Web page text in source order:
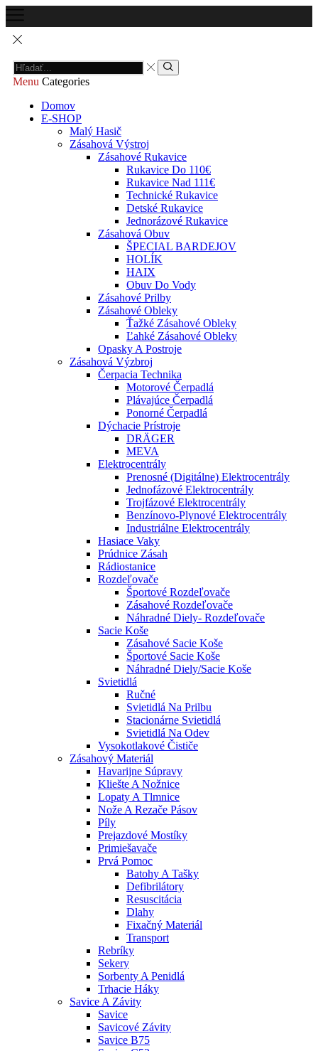
Menu Categories
Domov
E-SHOP
Malý Hasič
Zásahová Výstroj
Zásahové Rukavice
Rukavice Do 110€
Rukavice Nad 111€
Technické Rukavice
Detské Rukavice
Jednorázové Rukavice
Zásahová Obuv
ŠPECIAL BARDEJOV
HOLÍK
HAIX
Obuv Do Vody
Zásahové Prilby
Zásahové Obleky
Ťažké Zásahové Obleky
Ľahké Zásahové Obleky
Opasky A Postroje
Zásahová Výzbroj
Čerpacia Technika
Motorové Čerpadlá
Plávajúce Čerpadlá
Ponorné Čerpadlá
Dýchacie Prístroje
DRÄGER
MEVA
Elektrocentrály
Prenosné (digitálne) Elektrocentrály
Jednofázové Elektrocentrály
Trojfázové Elektrocentrály
Benzínovo-Plynové Elektrocentrály
Industriálne Elektrocentrály
Hasiace Vaky
Prúdnice Zásah
Rádiostanice
Rozdeľovače
Športové Rozdeľovače
Zásahové Rozdeľovače
Náhradné Diely- Rozdeľovače
Sacie Koše
Zásahové Sacie Koše
Športové Sacie Koše
Náhradné Diely/sacie Koše
Svietidlá
Ručné
Svietidlá Na Prilbu
Stacionárne Svietidlá
Svietidlá Na Odev
Vysokotlakové Čističe
Zásahový Materiál
Havarijne Súpravy
Kliešte A Nožnice
Lopaty A Tlmnice
Nože A Rezače Pásov
Píly
Prejazdové Mostíky
Primiešavače
Prvá Pomoc
Batohy A Tašky
Defibrilátory
Resuscitácia
Dlahy
Fixačný Materiál
Transport
Rebríky
Sekery
Sorbenty A Penidlá
Trhacie Háky
Savice A Závity
Savice
Savicové Závity
Savice B75